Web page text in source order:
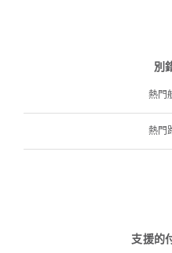
別
熱門
熱門
支援的